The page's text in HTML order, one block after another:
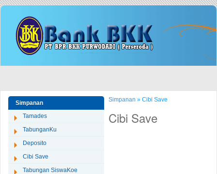
Simpanan
Tamades
TabunganKu
Deposito
Cibi Save
Tabungan SiswaKoe
Simpanan » Cibi Save
Cibi Save